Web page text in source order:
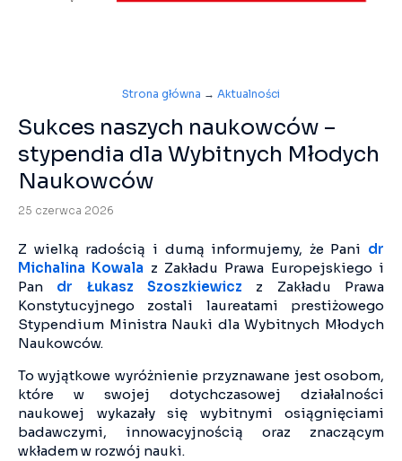
Strona główna → Aktualności
Sukces naszych naukowców –
stypendia dla Wybitnych Młodych
Naukowców
25 czerwca 2026
Z wielką radością i dumą informujemy, że Pani dr
Michalina Kowala z Zakładu Prawa Europejskiego i
Pan dr Łukasz Szoszkiewicz
z Zakładu Prawa
Konstytucyjnego zostali laureatami prestiżowego
Stypendium Ministra Nauki dla Wybitnych Młodych
Naukowców.
To wyjątkowe wyróżnienie przyznawane jest osobom,
które w swojej dotychczasowej działalności
naukowej wykazały się wybitnymi osiągnięciami
badawczymi, innowacyjnością oraz znaczącym
wkładem w rozwój nauki.